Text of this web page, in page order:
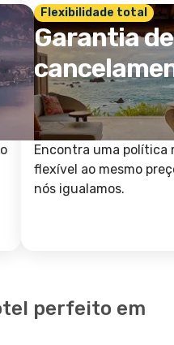
Flexibilidade total
Garantia de
Encontra uma política
flexível ao mesmo
nós igualamos.
perfeito em